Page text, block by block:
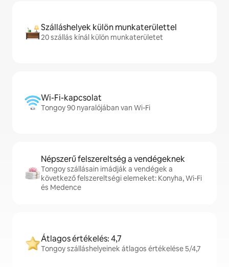
Szálláshelyek külön munkaterülettel
20 szállás kínál külön munkaterületet
Wi-Fi-kapcsolat
Tongoy 90 nyaralójában van Wi-Fi
Népszerű felszereltség a vendégeknek
Tongoy szállásain imádják a vendégek a
következő felszereltségi elemeket: Konyha, Wi-Fi
és Medence
Átlagos értékelés: 4,7
Tongoy szálláshelyeinek átlagos értékelése 5/4,7